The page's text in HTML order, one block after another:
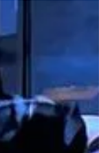
皆の感情をコント
も落ち込むが少な
きた！愛かっさの
に言われた...